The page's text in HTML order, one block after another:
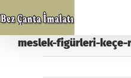
to
meslek-figürleri-keçe-